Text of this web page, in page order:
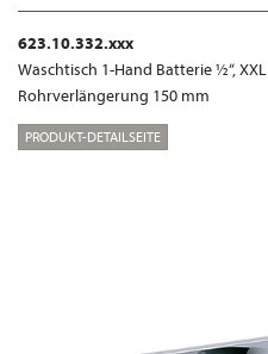
623.10.332.xxx
Waschtisch 1-Hand Batterie ½“, XXL
Rohrverlängerung 150 mm
PRODUKT-DETAILSEITE